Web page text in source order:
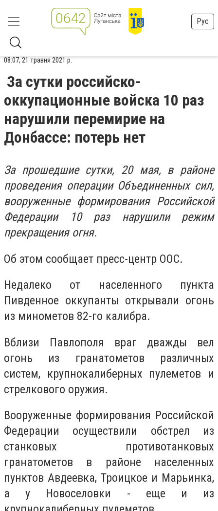
Рус
08:07, 21 травня 2021 р.
За сутки российско-
оккупационные войска 10 раз
нарушили перемирие на
Донбассе: потерь нет
За прошедшие сутки, 20 мая, в районе
проведения операции Объединенных сил,
вооруженные формирования Российской
Федерации 10 раз нарушили режим
прекращения огня.
Об этом сообщает пресс-центр ООС.
Недалеко от населенного пункта
Пивденное оккупанты открывали огонь
из минометов 82-го калибра.
Вблизи Павлополя враг дважды вел
огонь из гранатометов различных
систем, крупнокалиберных пулеметов и
стрелкового оружия.
Вооруженные формирования Российской
Федерации осуществили обстрел из
станковых противотанковых
гранатометов в районе населенных
пунктов Авдеевка, Троицкое и Марьинка,
а у Новоселовки - еще и из